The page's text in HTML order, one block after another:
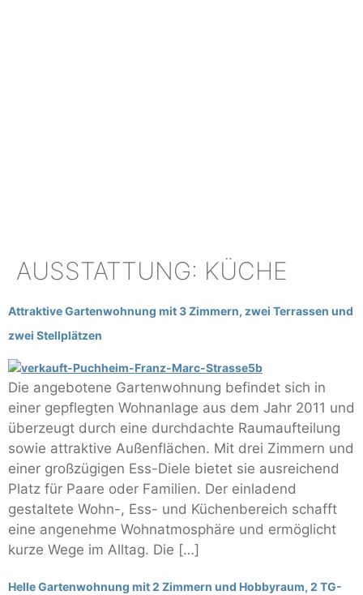
AUSSTATTUNG: KÜCHE
Attraktive Gartenwohnung mit 3 Zimmern, zwei Terrassen und
zwei Stellplätzen
Die angebotene Gartenwohnung befindet sich in
einer gepflegten Wohnanlage aus dem Jahr 2011 und
überzeugt durch eine durchdachte Raumaufteilung
sowie attraktive Außenflächen. Mit drei Zimmern und
einer großzügigen Ess-Diele bietet sie ausreichend
Platz für Paare oder Familien. Der einladend
gestaltete Wohn-, Ess- und Küchenbereich schafft
eine angenehme Wohnatmosphäre und ermöglicht
kurze Wege im Alltag. Die […]
Helle Gartenwohnung mit 2 Zimmern und Hobbyraum, 2 TG-